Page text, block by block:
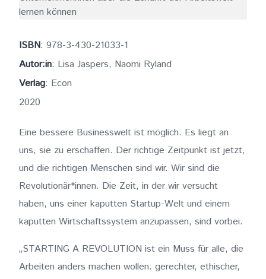
ISBN: 978-3-430-21033-1
Autor:in: Lisa Jaspers, Naomi Ryland
Verlag: Econ
2020
Eine bessere Businesswelt ist möglich. Es liegt an
uns, sie zu erschaffen. Der richtige Zeitpunkt ist jetzt,
und die richtigen Menschen sind wir. Wir sind die
Revolutionär*innen. Die Zeit, in der wir versucht
haben, uns einer kaputten Startup-Welt und einem
kaputten Wirtschaftssystem anzupassen, sind vorbei.
„STARTING A REVOLUTION ist ein Muss für alle, die
Arbeiten anders machen wollen: gerechter, ethischer,